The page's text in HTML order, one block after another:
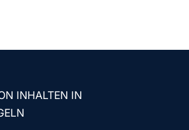
INHALTEN IN